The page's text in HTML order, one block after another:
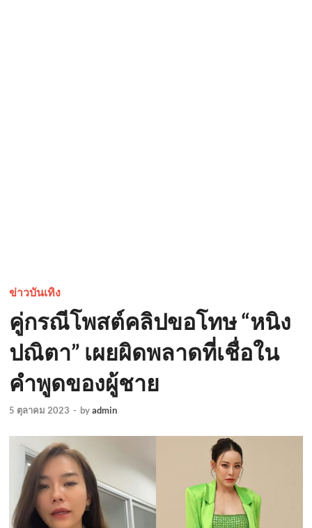
ข่าวบันเทิง
คู่กรณีโพสต์คลิปขอโทษ “หนิง
ปณิตา” เผยผิดพลาดที่เชื่อใน
คำพูดของผู้ชาย
5 ตุลาคม 2023 - byadmin